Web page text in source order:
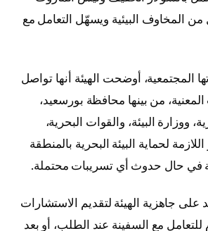
من المخاوف البيئية ويسهّل التعامل مع
المجتمعية، أوضحت الهيئة أنها تواصل
من بينها محافظة بورسعيد،
ووزارة البيئة، والقوات البحرية،
اللازمة لحماية البيئة البحرية بالمنطقة
في حال حدوث أي تسريبات محتملة.
على جاهزية الهيئة لتقديم الاستشارات
للتعامل مع السفينة عند الطلب، أو بعد